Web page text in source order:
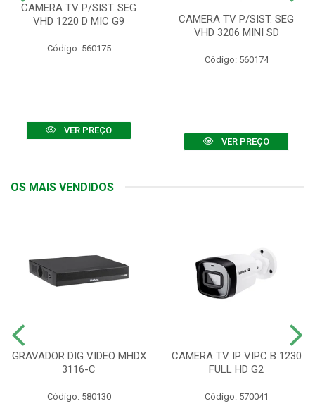
CAMERA TV P/SIST. SEG
VHD 1220 D MIC G9
Código: 560175
VER PREÇO
CAMERA TV P/SIST. SEG
VHD 3206 MINI SD
Código: 560174
VER PREÇO
OS MAIS VENDIDOS
GRAVADOR DIG VIDEO MHDX
3116-C
Código: 580130
CAMERA TV IP VIPC B 1230
FULL HD G2
Código: 570041